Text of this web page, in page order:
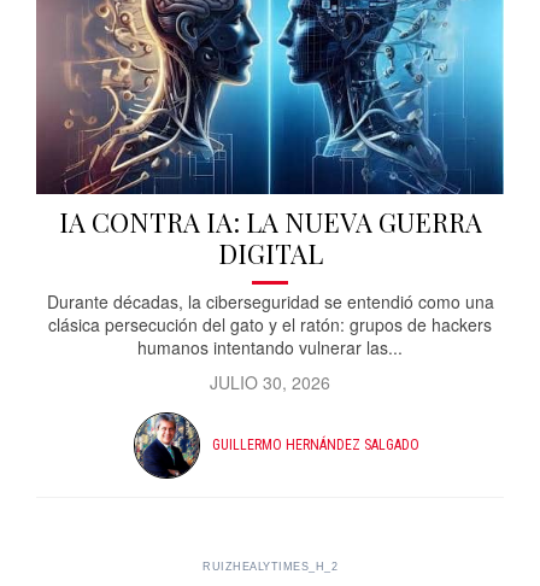
IA CONTRA IA: LA NUEVA GUERRA
DIGITAL
Durante décadas, la ciberseguridad se entendió como una
clásica persecución del gato y el ratón: grupos de hackers
humanos intentando vulnerar las...
JULIO 30, 2026
GUILLERMO HERNÁNDEZ SALGADO
RUIZHEALYTIMES_H_2